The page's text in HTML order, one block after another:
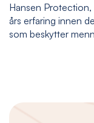
Hansen
års erfaring innen
som beskytter